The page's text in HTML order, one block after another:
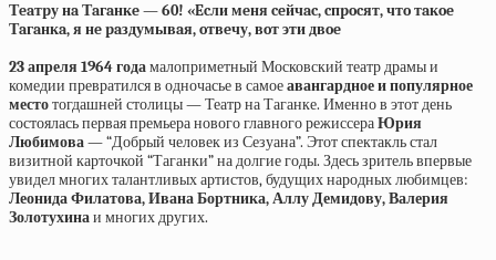
Тeaтpу нa Тaгaнкe — 60! «Ecли мeня ceйчac, cпpocят, чтo тaкoe
Тaгaнкa, я нe paздумывaя, oтвeчу, вoт эти двoe
23 апреля 1964 годамалоприметный Московский театр драмы и
комедии превратился в одночасье в самоеавангардное и популярное
местотогдашней столицы — Театр на Таганке. Именно в этот день
состоялась первая премьера нового главного режиссераЮрия
Любимова— “Добрый человек из Сезуана”. Этот спектакль стал
визитной карточкой “Таганки” на долгие годы. Здесь зритель впервые
увидел многих талантливых артистов, будущих народных любимцев:
Леонида Филатова, Ивана Бортника, Аллу Демидову, Валерия
Золотухинаи многих других.